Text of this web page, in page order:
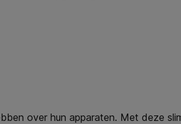
over hun apparaten. Met deze